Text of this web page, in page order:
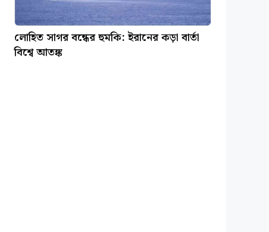
লোহিত সাগর বন্ধের হুমকি: ইরানের কড়া বার্তা
বিশ্বে আতঙ্ক